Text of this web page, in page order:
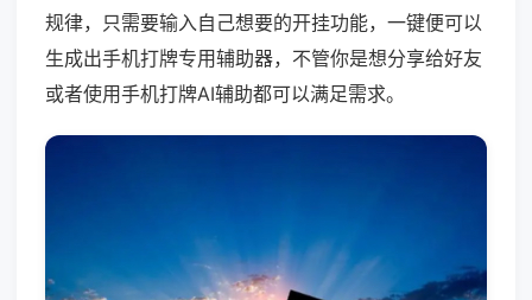
规律，只需要输入自己想要的开挂功能，一键便可以
生成出手机打牌专用辅助器，不管你是想分享给好友
或者使用手机打牌AI辅助都可以满足需求。